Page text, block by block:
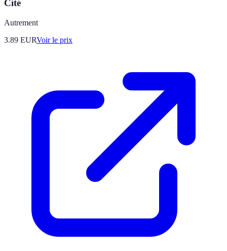
Cité
Autrement
3.89 EURVoir le prix